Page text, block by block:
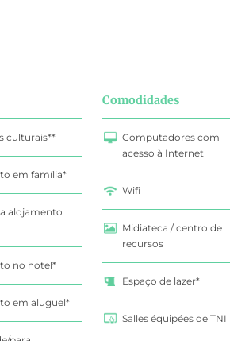
culturais**
em família*
alojamento
no hotel*
em aluguel*
Comodidades
Computadores com
acesso à Internet
Wifi
Midiateca / centro de
recursos
Espaço de lazer*
Salles équipées de TNI